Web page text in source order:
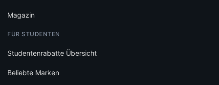
Magazin
FÜR STUDENTEN
Studentenrabatte Übersicht
Beliebte Marken